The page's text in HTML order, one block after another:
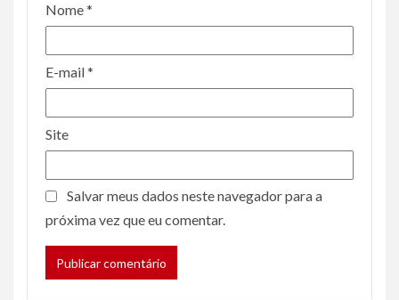
Nome*
E-mail*
Site
Salvar meus dados neste navegador para a
próxima vez que eu comentar.